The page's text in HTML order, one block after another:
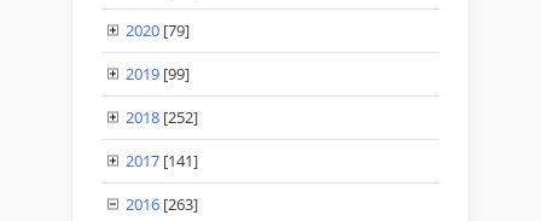
2020 [79]
2019 [99]
2018 [252]
2017 [141]
2016 [263]